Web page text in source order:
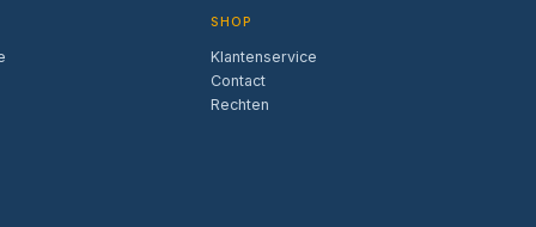
SHOP
Klantenservice
Contact
Rechten